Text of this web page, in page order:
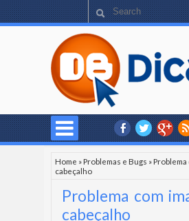
Home »Problemas e Bugs »Problema
cabeçalho
Problema com
cabeçalho